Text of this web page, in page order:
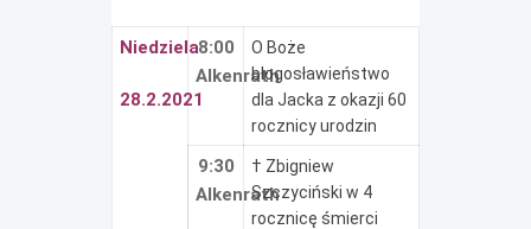
Niedziela
28.2.2021
8:00
Alkenrath
O Boże
błogosławieństwo
dla Jacka z okazji 60
rocznicy urodzin
9:30
Alkenrath
† Zbigniew
Szczyciński w 4
rocznicę śmierci